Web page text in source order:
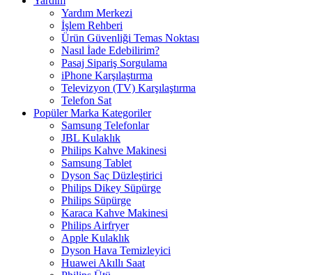
Yardım Merkezi
İşlem Rehberi
Ürün Güvenliği Temas Noktası
Nasıl İade Edebilirim?
Pasaj Sipariş Sorgulama
iPhone Karşılaştırma
Televizyon (TV) Karşılaştırma
Telefon Sat
Popüler Marka Kategoriler
Samsung Telefonlar
JBL Kulaklık
Philips Kahve Makinesi
Samsung Tablet
Dyson Saç Düzleştirici
Philips Dikey Süpürge
Philips Süpürge
Karaca Kahve Makinesi
Philips Airfryer
Apple Kulaklık
Dyson Hava Temizleyici
Huawei Akıllı Saat